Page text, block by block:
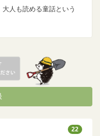
人も読める童話という
22